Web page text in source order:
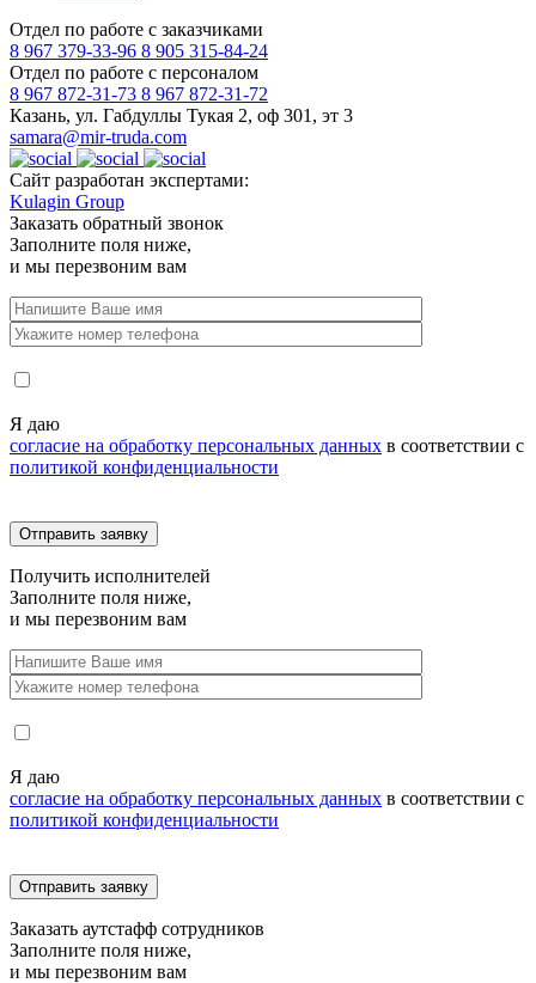
Отдел по работе с заказчиками
8 967 379-33-96 8 905 315-84-24
Отдел по работе с персоналом
8 967 872-31-73 8 967 872-31-72
Казань, ул. Габдуллы Тукая 2, оф 301, эт 3
samara@mir-truda.com
Сайт разработан экспертами:
Kulagin Group
Заказать обратный звонок
Заполните поля ниже,
и мы перезвоним вам
Я даю
согласие на обработку персональных данных в соответствии с
политикой конфиденциальности
Получить исполнителей
Заполните поля ниже,
и мы перезвоним вам
Я даю
согласие на обработку персональных данных в соответствии с
политикой конфиденциальности
Заказать аутстафф сотрудников
Заполните поля ниже,
и мы перезвоним вам